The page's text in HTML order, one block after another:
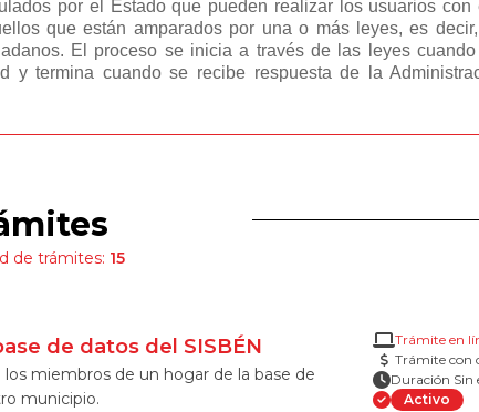
por el Estado que pueden realizar los usuarios
que están amparados por una o más leyes, es
El proceso se inicia a través de las leyes
y termina cuando se recibe respuesta de la
de trámites: 15
de datos del SISBÉN
miembros de un hogar de la base de
municipio.
Trámite en
Trámite con
Duración Sin
Activo